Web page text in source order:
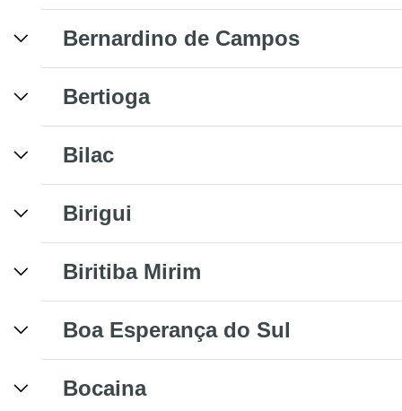
Bernardino de Campos
Bertioga
Bilac
Birigui
Biritiba Mirim
Boa Esperança do Sul
Bocaina